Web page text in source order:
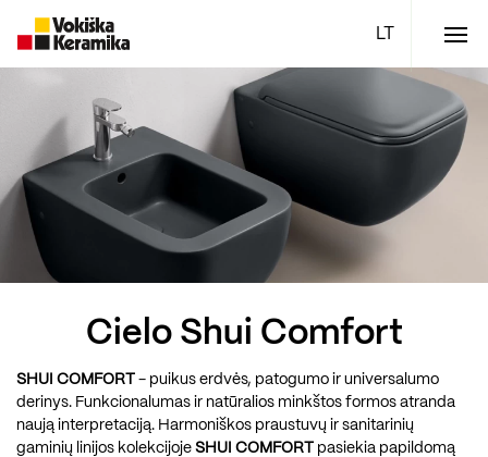
Cielo Shui Comfort
SHUI COMFORT - puikus erdvės, patogumo ir universalumo
derinys. Funkcionalumas ir natūralios minkštos formos atranda
naują interpretaciją. Harmoniškos praustuvų ir sanitarinių
gaminių linijos kolekcijoje SHUI COMFORT pasiekia papildomą
Meniu
Vonios kambario įranga
Boen parketlentės
Specialūs pasiūlymai TOP